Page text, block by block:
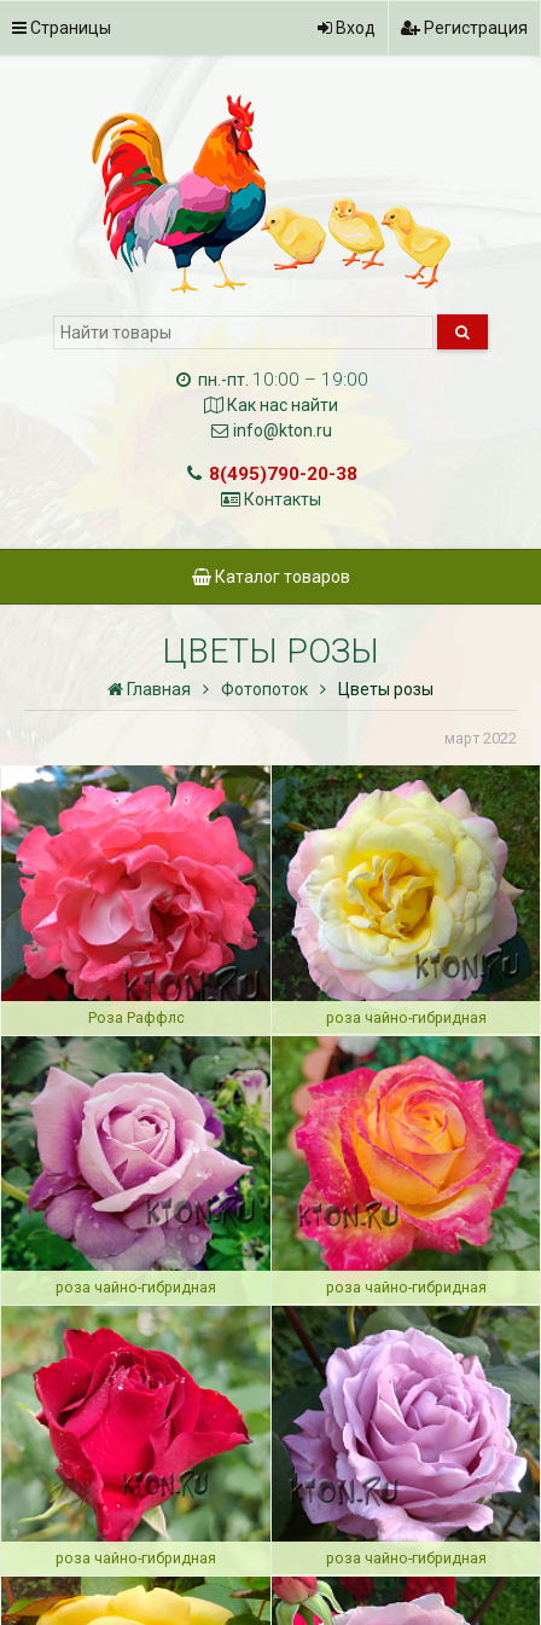
Страницы Вход Регистрация
пн.-пт. 10:00 – 19:00
Как нас найти
info@kton.ru
8(495)790-20-38
Контакты
Каталог товаров
ЦВЕТЫ РОЗЫ
Главная Фотопоток Цветы розы
март 2022
Роза Раффлс роза чайно-гибридная
роза чайно-гибридная роза чайно-гибридная
роза чайно-гибридная роза чайно-гибридная